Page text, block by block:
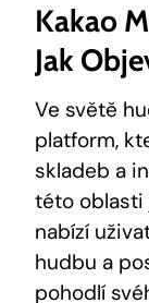
Kakao
Jak
Ve světě⁢
platform,‍
skladeb a
této oblasti
nabízí
hudbu a
pohodlí